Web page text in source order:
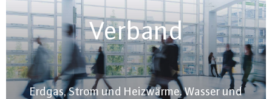
Verband
Erdgas, Strom und Heizwärme. Wasser und